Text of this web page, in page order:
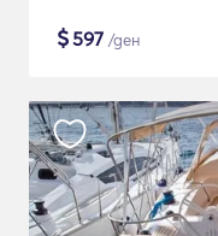
$597 /ден